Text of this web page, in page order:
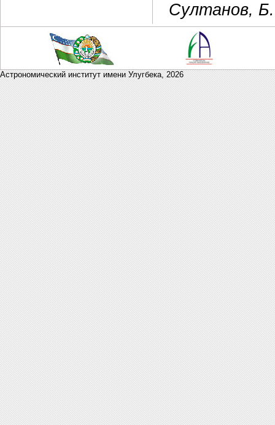
Султанов,
Астрономический институт имени Улугбека,2026